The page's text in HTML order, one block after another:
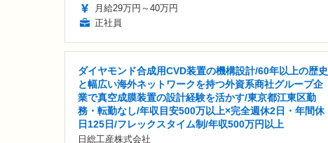
月給29万円～40万円
正社員
ダイヤモンド合成用CVD装置の機構設計/60年以上の歴史
と幅広い海外ネットワークを持つ外資系商社グループ企
業で真空成膜装置の設計経験を活かす/東京都江東区勤
務・転勤なし/年収目安500万以上×完全週休2日・年間休
日125日/フレックスタイム制/年収500万円以上
日総工産株式会社